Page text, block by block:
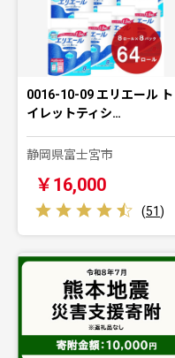
0016-10-09 エリエール ト
イレットティシ…
静岡県富士宮市
￥16,000
(51)